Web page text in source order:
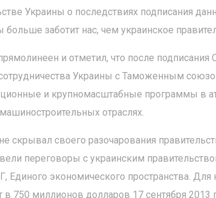
Украины о последствиях подписания
заботит нас, чем украинское
и отметил, что после подписания
Украины с Таможенным
и крупномасштабные программы в
отраслях.
скрывал своего разочарования
переговоры с украинским
экономического пространства. Для
750 миллионов долларов 17 сентября 2013